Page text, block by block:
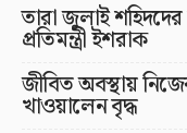
তারা জুলাই
প্রতিমন্ত্রী ইশরাক
জীবিত অবস্থায়
খাওয়ালেন বৃদ্ধ